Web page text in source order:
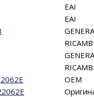
EAI
EAI
OEM